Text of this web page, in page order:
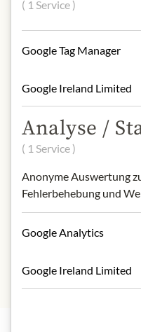
abweichen kann.
Brown Sugar,
Vinegar, Corn
Pepper) &
of: Onion,
(Including
( 1 Service )
Google Tag Manager
Google Ireland Limited
Analyse /
( 1 Service )
Anonyme Auswertung
Fehlerbehebung und
Google Analytics
Google Ireland Limited